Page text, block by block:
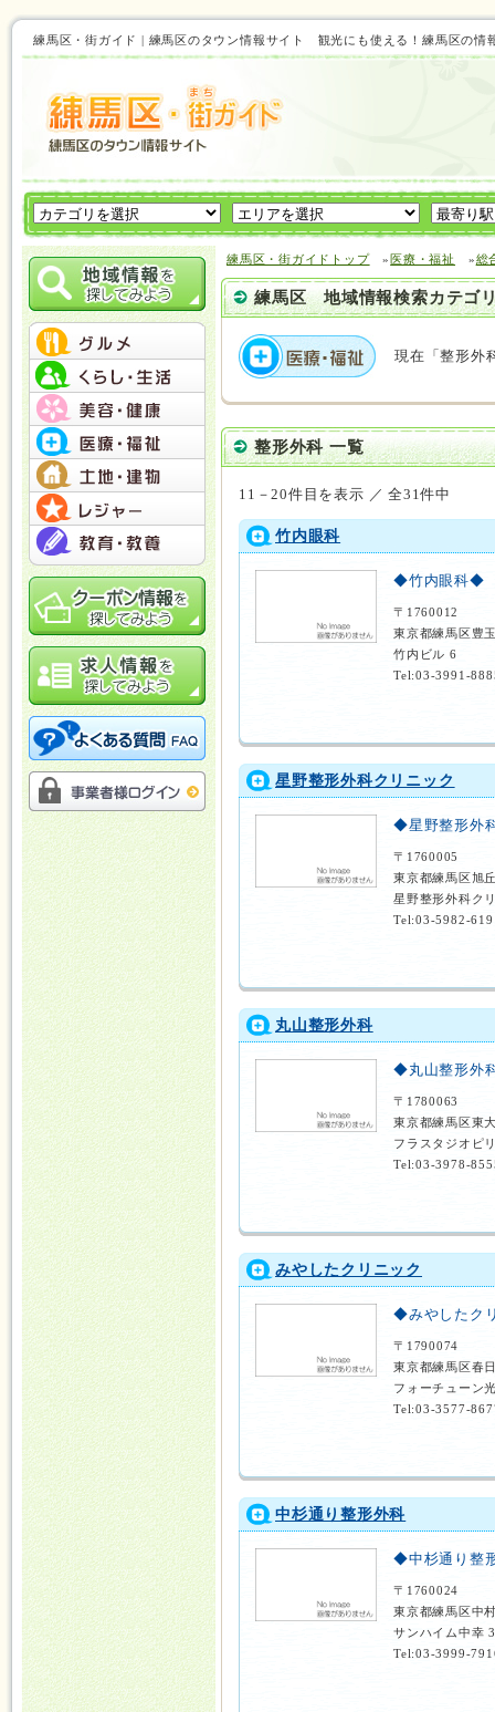
練馬区・街ガイド | 練馬区のタウン情報サイト 観光にも使える！練馬区の
練馬区・街ガイドトップ »医療・福祉 »総
練馬区 地域情報検索カテゴ
現在「整形外
整形外科 一覧
11－20件目を表示 ／ 全31件中
竹内眼科
◆竹内眼科◆
〒1760012
東京都練馬区豊
竹内ビル 6
Tel:03-3991-
星野整形外科クリニック
◆星野整形外
〒1760005
東京都練馬区旭
星野整形外科ク
Tel:03-5982-
丸山整形外科
◆丸山整形外
〒1780063
東京都練馬区東
フラスタジオピ
Tel:03-3978-
みやしたクリニック
◆みやしたク
〒1790074
東京都練馬区春
フォーチューン
Tel:03-3577-
中杉通り整形外科
◆中杉通り整
〒1760024
東京都練馬区中
サンハイム中幸
Tel:03-3999-